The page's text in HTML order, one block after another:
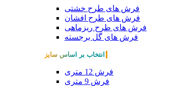
فرش های طرح خشتی
فرش های طرح افشان
فرش های طرح ریزماهی
فرش های گل برجسته
انتخاب بر اساس سایز
فرش 12 متری
فرش 9 متری